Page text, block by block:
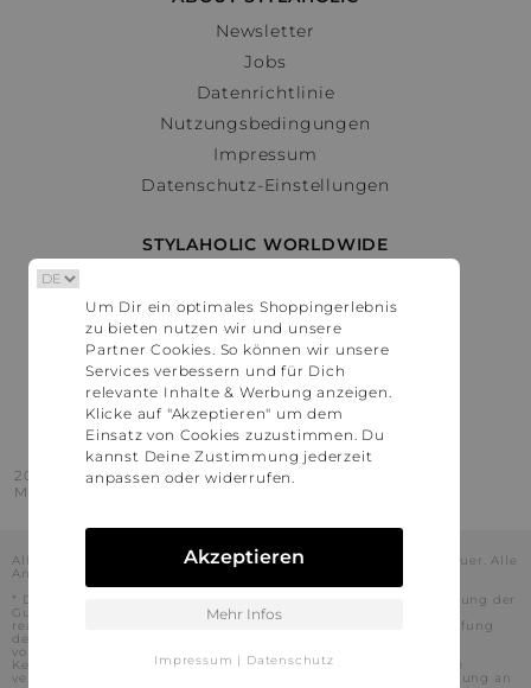
Newsletter
Jobs
Datenrichtlinie
Nutzungsbedingungen
Impressum
Datenschutz-Einstellungen
STYLAHOLIC WORLDWIDE
Österreich
Schweiz
France
United States
2016 - 2026 © Stylaholic.
Made for you with love in munich.
Alle Preise inkl. der jeweils geltenden gesetzlichen Mehrwertsteuer. Alle
Angaben ohne Gewähr.
* Die angezeigten Preise beinhalten Rabatte, die durch die Nutzung der
Gutschein-Codes auf den Seiten unserer Partner voraussichtlich
realisiert werden können. Stylaholic führt keine vollständige Prüfung
der Gutschein-Codes durch und es kann daher in Einzelfällen
vorkommen, dass die Gutscheine abweichend von unserem
Kenntnisstand bei dem jeweiligen Shop nicht oder nur teilweise
verwendet werden können. Darüber hinaus kann deren Verwendung an
Um Dir ein optimales Shoppingerlebnis
zu bieten nutzen wir und unsere
Partner Cookies. So können wir unsere
Services verbessern und für Dich
relevante Inhalte & Werbung anzeigen.
Klicke auf "Akzeptieren" um dem
Einsatz von Cookies zuzustimmen. Du
kannst Deine Zustimmung jederzeit
anpassen oder widerrufen.
Akzeptieren
Mehr Infos
Impressum | Datenschutz